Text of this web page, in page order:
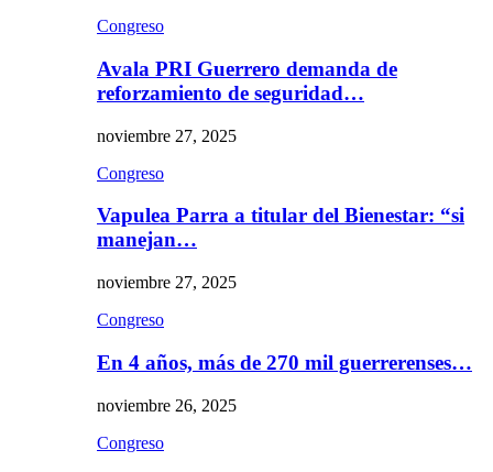
Congreso
Avala PRI Guerrero demanda de
reforzamiento de seguridad…
noviembre 27, 2025
Congreso
Vapulea Parra a titular del Bienestar: “si
manejan…
noviembre 27, 2025
Congreso
En 4 años, más de 270 mil guerrerenses…
noviembre 26, 2025
Congreso